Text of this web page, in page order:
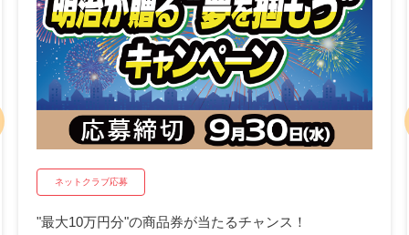
ネットクラブ応募
"最大10万円分"の商品券が当たるチャンス！